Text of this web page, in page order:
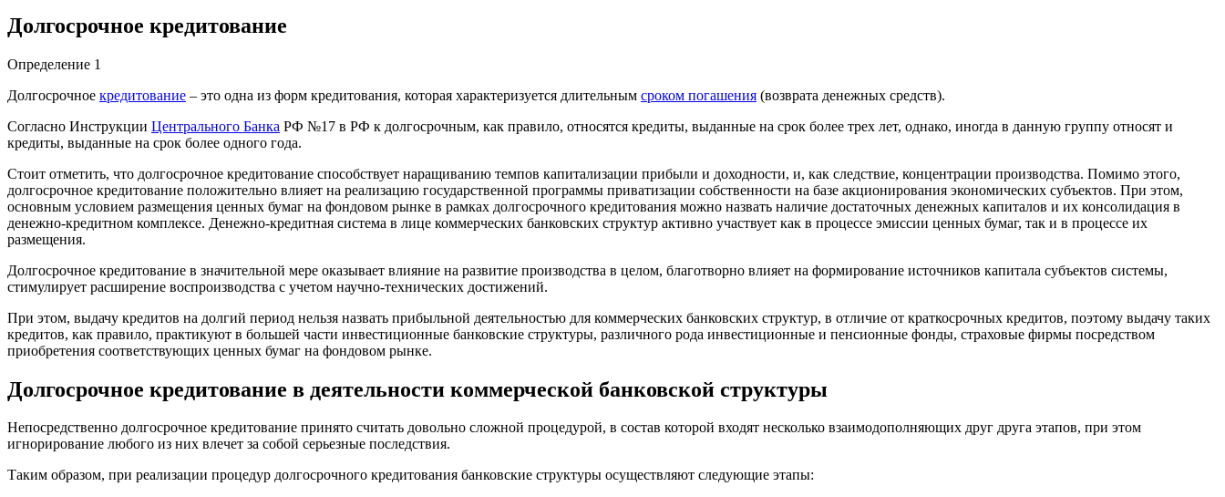
Долгосрочное кредитование
Определение 1
Долгосрочное кредитование – это одна из форм кредитования, которая характеризуется длительным сроком погашения (возврата денежных средств).
Согласно Инструкции Центрального Банка РФ №17 в РФ к долгосрочным, как правило, относятся кредиты, выданные на срок более трех лет, однако, иногда в данную группу относят и
кредиты, выданные на срок более одного года.
Стоит отметить, что долгосрочное кредитование способствует наращиванию темпов капитализации прибыли и доходности, и, как следствие, концентрации производства. Помимо этого,
долгосрочное кредитование положительно влияет на реализацию государственной программы приватизации собственности на базе акционирования экономических субъектов. При этом,
основным условием размещения ценных бумаг на фондовом рынке в рамках долгосрочного кредитования можно назвать наличие достаточных денежных капиталов и их консолидация в
денежно-кредитном комплексе. Денежно-кредитная система в лице коммерческих банковских структур активно участвует как в процессе эмиссии ценных бумаг, так и в процессе их
размещения.
Долгосрочное кредитование в значительной мере оказывает влияние на развитие производства в целом, благотворно влияет на формирование источников капитала субъектов системы,
стимулирует расширение воспроизводства с учетом научно-технических достижений.
При этом, выдачу кредитов на долгий период нельзя назвать прибыльной деятельностью для коммерческих банковских структур, в отличие от краткосрочных кредитов, поэтому выдачу таких
кредитов, как правило, практикуют в большей части инвестиционные банковские структуры, различного рода инвестиционные и пенсионные фонды, страховые фирмы посредством
приобретения соответствующих ценных бумаг на фондовом рынке.
Долгосрочное кредитование в деятельности коммерческой банковской структуры
Непосредственно долгосрочное кредитование принято считать довольно сложной процедурой, в состав которой входят несколько взаимодополняющих друг друга этапов, при этом
игнорирование любого из них влечет за собой серьезные последствия.
Таким образом, при реализации процедур долгосрочного кредитования банковские структуры осуществляют следующие этапы: